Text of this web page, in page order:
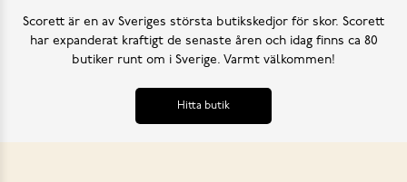
Scorett är en av Sveriges största butikskedjor för skor. Scorett
har expanderat kraftigt de senaste åren och idag finns ca 80
butiker runt om i Sverige. Varmt välkommen!
Hitta butik